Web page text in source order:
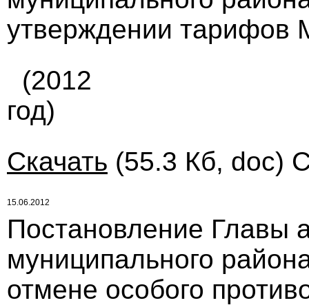
утверждении тарифов
(2012
год)
Скачать (55.3 Кб, doc)
15.06.2012
Постановление Главы
муниципального
отмене особого